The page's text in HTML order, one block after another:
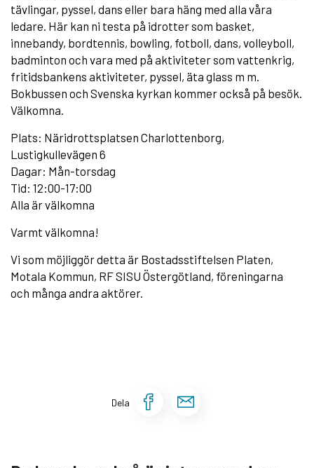
tävlingar, pyssel, dans eller bara häng med alla våra
ledare. Här kan ni testa på idrotter som basket,
innebandy, bordtennis, bowling, fotboll, dans, volleyboll,
badminton och vara med på aktiviteter som vattenkrig,
fritidsbankens aktiviteter, pyssel, äta glass m m.
Bokbussen och Svenska kyrkan kommer också på besök.
Välkomna.
Plats: Näridrottsplatsen Charlottenborg,
Lustigkullevägen 6
Dagar: Mån-torsdag
Tid: 12:00-17:00
Alla är välkomna
Varmt välkomna!
Vi som möjliggör detta är Bostadsstiftelsen Platen,
Motala Kommun, RF SISU Östergötland, föreningarna
och många andra aktörer.
Dela Dela sidan på